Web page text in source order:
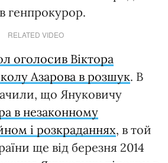
генпрокурор.
RELATED VIDEO
оголосив Віктора
Азарова в розшук. В
що Януковичу
в незаконному
і розкраданнях, в той
ще від березня 2014